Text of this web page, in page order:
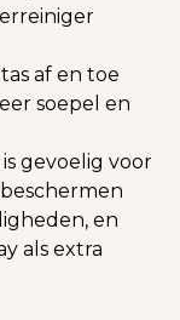
af en toe
soepel en
gevoelig voor
en
als extra